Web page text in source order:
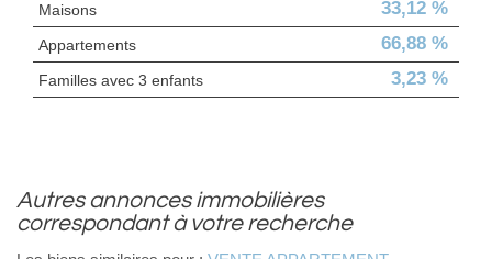
Maisons 33,12 %
Appartements 66,88 %
Familles avec 3 enfants 3,23 %
autres annonces immobilières
correspondant à votre recherche